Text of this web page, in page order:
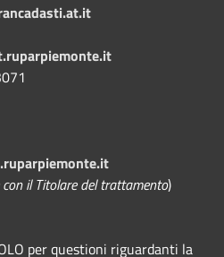
il Titolare del trattamento)
per questioni riguardanti la